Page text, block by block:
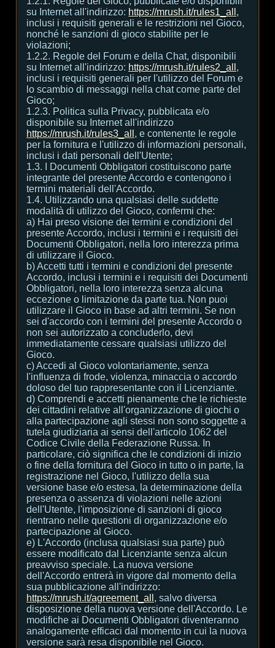
su Internet all'indirizzo: https://mrush.it/rules1_all ,
inclusi i requisiti generali e le restrizioni nel Gioco,
nonché le sanzioni di gioco stabilite per le
violazioni;
1.2.2. Regole del Forum e della Chat, disponibili
su Internet all'indirizzo: https://mrush.it/rules2_all ,
inclusi i requisiti generali per l'utilizzo del Forum e
lo scambio di messaggi nella chat come parte del
Gioco;
1.2.3. Politica sulla Privacy, pubblicata e/o
disponibile su Internet all'indirizzo
https://mrush.it/rules3_all , e contenente le regole
per la fornitura e l'utilizzo di informazioni personali,
inclusi i dati personali dell'Utente;
1.3. I Documenti Obbligatori costituiscono parte
integrante del presente Accordo e contengono i
termini materiali dell'Accordo.
1.4. Utilizzando una qualsiasi delle suddette
modalità di utilizzo del Gioco, confermi che:
а) Hai preso visione dei termini e condizioni del
presente Accordo, inclusi i termini e i requisiti dei
Documenti Obbligatori, nella loro interezza prima
di utilizzare il Gioco.
b) Accetti tutti i termini e condizioni del presente
Accordo, inclusi i termini e i requisiti dei Documenti
Obbligatori, nella loro interezza senza alcuna
eccezione o limitazione da parte tua. Non puoi
utilizzare il Gioco in base ad altri termini. Se non
sei d'accordo con i termini del presente Accordo o
non sei autorizzato a concluderlo, devi
immediatamente cessare qualsiasi utilizzo del
Gioco.
c) Accedi al Gioco volontariamente, senza
l'influenza di frode, violenza, minaccia o accordo
doloso del tuo rappresentante con il Licenziante.
d) Comprendi e accetti pienamente che le richieste
dei cittadini relative all'organizzazione di giochi o
alla partecipazione agli stessi non sono soggette a
tutela giudiziaria ai sensi dell'articolo 1062 del
Codice Civile della Federazione Russa. In
particolare, ciò significa che le condizioni di inizio
o fine della fornitura del Gioco in tutto o in parte, la
registrazione nel Gioco, l'utilizzo della sua
versione base e/o estesa, la determinazione della
presenza o assenza di violazioni nelle azioni
dell'Utente, l'imposizione di sanzioni di gioco
rientrano nelle questioni di organizzazione e/o
partecipazione al Gioco.
e) L'Accordo (inclusa qualsiasi sua parte) può
essere modificato dal Licenziante senza alcun
preavviso speciale. La nuova versione
dell'Accordo entrerà in vigore dal momento della
sua pubblicazione all'indirizzo:
https://mrush.it/agreement_all , salvo diversa
disposizione della nuova versione dell'Accordo. Le
modifiche ai Documenti Obbligatori diventeranno
analogamente efficaci dal momento in cui la nuova
versione sarà resa disponibile nel Gioco.